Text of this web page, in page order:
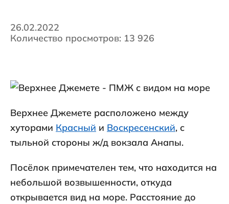
26.02.2022
Количество просмотров: 13 926
Верхнее Джемете расположено между
хуторами Красный и Воскресенский, с
тыльной стороны ж/д вокзала Анапы.
Посёлок примечателен тем, что находится на
небольшой возвышенности, откуда
открывается вид на море. Расстояние до